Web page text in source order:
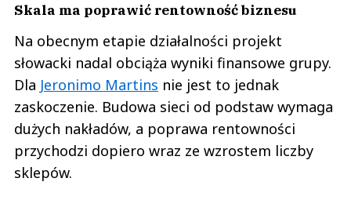
Skala ma poprawić rentowność biznesu
Na obecnym etapie działalności projekt
słowacki nadal obciąża wyniki finansowe grupy.
Dla Jeronimo Martins nie jest to jednak
zaskoczenie. Budowa sieci od podstaw wymaga
dużych nakładów, a poprawa rentowności
przychodzi dopiero wraz ze wzrostem liczby
sklepów.